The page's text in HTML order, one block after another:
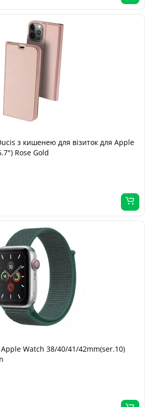
з кишенею для візиток для Apple
Rose Gold
Watch 38/40/41/42mm(ser.10)